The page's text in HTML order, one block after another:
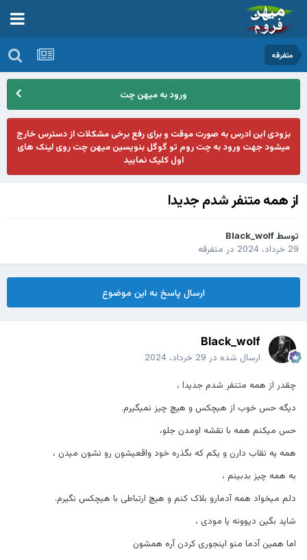
متفرقه
ورود به میهن چت
بزودی این ادرس به صورت موقت و برای رفع برخی مشکلات از دسترس خارج
میشود جهت ورود به چت روم تو گوگل بنویسین میهن چت روی لینک های
اول کلیک نمایید
از همه متنفر شدم جدیدا
توسط Black_wolf
29 خرداد، 2024
در متفرقه
ارسال پاسخ به این موضوع
Black_wolf
ارسال شده در 29 خرداد، 2024
چقدر از همه متنفر شدم جدیدا ،
دیگه حس خوب از هیچکس و هیچ چیز نمیگیرم.
حس میکنم همه با نقشه اومدن جلو،
همه یه نقاب دارن و یکم که بگذره خود واقعیشون رو نشون میدن ،
به همه چیز بدبینم ،
دلم میخواد همه آدمارو بلاک کنم و هیچ ارتباطی با هیچکس نگیرم.
شاید بگین دیوونه یا مودی ،
اما همین آدما منو اینجوری کردن آره همشون